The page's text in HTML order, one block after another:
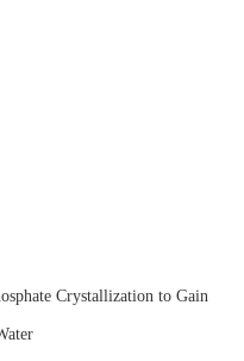
Crystallization to Gain